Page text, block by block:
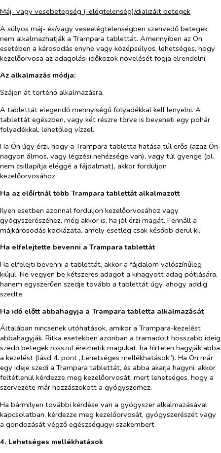
Máj- vagy vesebetegség (-elégtelenség)/dializált betegek
A súlyos máj- és/vagy veseelégtelenségben szenvedő betegek
nem alkalmazhatják a Trampara tablettát. Amennyiben az Ön
esetében a károsodás enyhe vagy középsúlyos, lehetséges, hogy
kezelőorvosa az adagolási időközök növelését fogja elrendelni.
Az alkalmazás módja:
Szájon át történő alkalmazásra.
A tablettát elegendő mennyiségű folyadékkal kell lenyelni. A
tablettát egészben, vagy két részre törve is beveheti egy pohár
folyadékkal, lehetőleg vízzel.
Ha Ön úgy érzi, hogy a Trampara tabletta hatása túl erős (azaz Ön
nagyon álmos, vagy légzési nehézsége van), vagy túl gyenge (pl.
nem csillapítja eléggé a fájdalmat), akkor forduljon
kezelőorvosához.
Ha az előírtnál több Trampara tablettát alkalmazott
Ilyen esetben azonnal forduljon kezelőorvosához vagy
gyógyszerészéhez, még akkor is, ha jól érzi magát. Fennáll a
májkárosodás kockázata, amely esetleg csak később derül ki.
Ha elfelejtette bevenni a Trampara tablettát
Ha elfelejti bevenni a tablettát, akkor a fájdalom valószínűleg
kiújul. Ne vegyen be kétszeres adagot a kihagyott adag pótlására,
hanem egyszerűen szedje tovább a tablettát úgy, ahogy addig
szedte.
Ha idő előtt abbahagyja a Trampara tabletta alkalmazását
Általában nincsenek utóhatások, amikor a Trampara-kezelést
abbahagyják. Ritka esetekben azonban a tramadolt hosszabb ideig
szedő betegek rosszul érezhetik magukat, ha hirtelen hagyják abba
a kezelést (lásd 4. pont „Lehetséges mellékhatások”). Ha Ön már
egy ideje szedi a Trampara tablettát, és abba akarja hagyni, akkor
feltétlenül kérdezze meg kezelőorvosát, mert lehetséges, hogy a
szervezete már hozzászokott a gyógyszerhez.
Ha bármilyen további kérdése van a gyógyszer alkalmazásával
kapcsolatban, kérdezze meg kezelőorvosát, gyógyszerészét vagy
a gondozását végző egészségügyi szakembert.
4. Lehetséges mellékhatások